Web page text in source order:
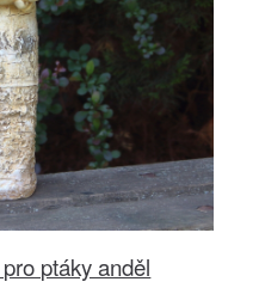
ptáky anděl